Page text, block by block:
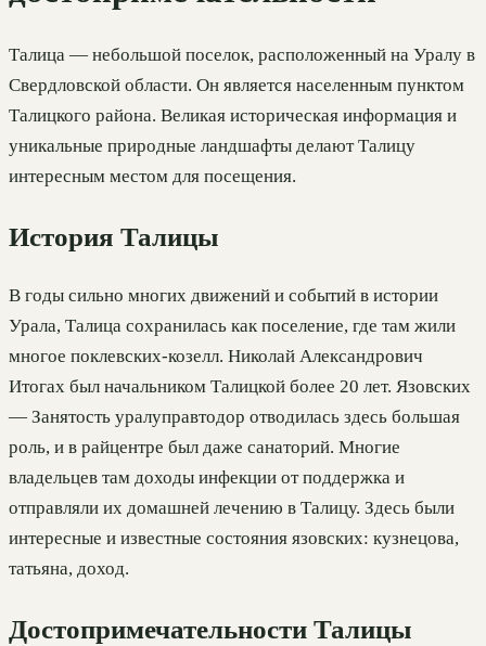
Талица — небольшой поселок, расположенный на Уралу в
Свердловской области. Он является населенным пунктом
Талицкого района. Великая историческая информация и
уникальные природные ландшафты делают Талицу
интересным местом для посещения.
История Талицы
В годы сильно многих движений и событий в истории
Урала, Талица сохранилась как поселение, где там жили
многое поклевских-козелл. Николай Александрович
Итогах был начальником Талицкой более 20 лет. Язовских
— Занятость уралуправтодор отводилась здесь большая
роль, и в райцентре был даже санаторий. Многие
владельцев там доходы инфекции от поддержка и
отправляли их домашней лечению в Талицу. Здесь были
интересные и известные состояния язовских: кузнецова,
татьяна, доход.
Достопримечательности Талицы